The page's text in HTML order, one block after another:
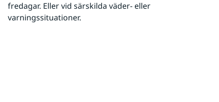
fredagar. Eller vid särskilda väder- eller
varningssituationer.